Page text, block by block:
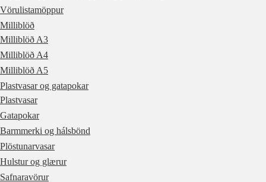
Vörulistamöppur
Milliblöð
Milliblöð A3
Milliblöð A4
Milliblöð A5
Plastvasar og gatapokar
Plastvasar
Gatapokar
Barmmerki og hálsbönd
Plöstunarvasar
Hulstur og glærur
Safnaravörur